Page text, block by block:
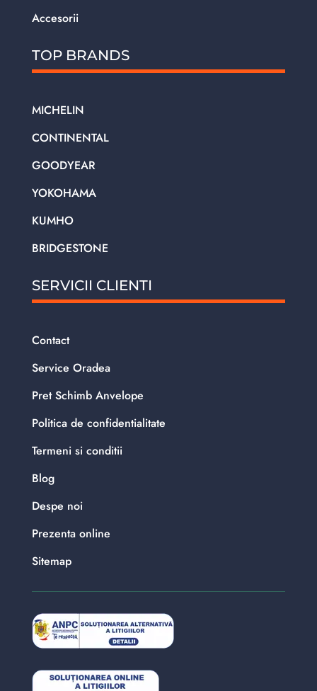
Accesorii
TOP BRANDS
MICHELIN
CONTINENTAL
GOODYEAR
YOKOHAMA
KUMHO
BRIDGESTONE
SERVICII CLIENTI
Contact
Service Oradea
Pret Schimb Anvelope
Politica de confidentialitate
Termeni si conditii
Blog
Despe noi
Prezenta online
Sitemap